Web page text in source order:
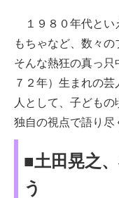
１９８０年代とい
もちゃなど、数々の
そんな熱狂の真っ只
７２年）生まれの芸
人として、子ども
独自の視点で語り尽
■土田晃之
う